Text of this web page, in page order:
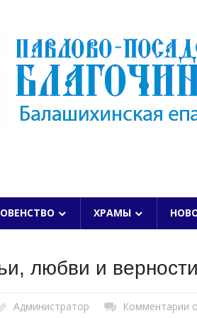
ХРАМЫ
любви и
Администратор Комментарии к